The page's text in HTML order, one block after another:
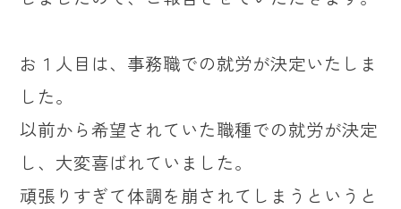
お１人目は、事務職での就労が決定いたしま
した。
以前から希望されていた職種での就労が決定
し、大変喜ばれていました。
頑張りすぎて体調を崩されてしまうというと